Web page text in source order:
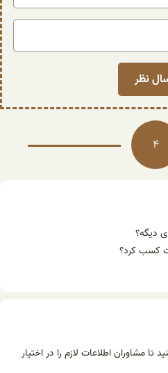
4
دیگه؟
کسب کرد؟
تا مشاوران اطلاعات لازم را در اختیار